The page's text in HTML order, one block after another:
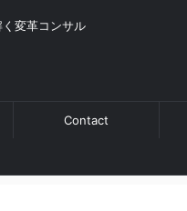
変革コンサル
Contact